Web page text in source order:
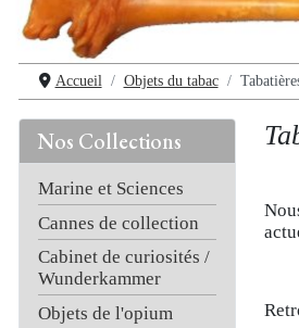
Accueil Objets du tabac
Nos Collections
Marine et Sciences
Cannes de collection
Cabinet de curiosités /
Wunderkammer
Objets de l'opium